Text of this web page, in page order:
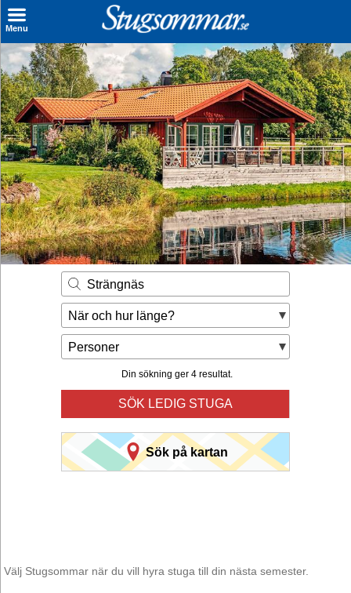
Menu
Sök stuga
Sista Minuten
Genvägar
Inspiration
Kontakt
Husägare
Se hur mycket du kan tjäna
Räkna ut din
hyresintäkt
Strängnäs
När och hur länge?
Personer
Din sökning ger 4 resultat.
SÖK LEDIG STUGA
Sök på kartan
Välj Stugsommar när du vill hyra stuga till din nästa semester.